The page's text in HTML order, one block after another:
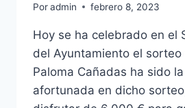
Poradmin febrero 8, 2023
Hoy se ha celebrado en el
del Ayuntamiento el sorteo
Paloma Cañadas ha sido
afortunada en dicho